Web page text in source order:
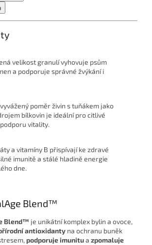
velikost granulí vyhovuje psům
a podporuje správné žvýkání i
poměr živin s tuňákem jako
bílkovin je ideální pro citlivé
vitality.
a vitamíny B přispívají ke zdravé
imunitě a stálé hladině energie
dne.
Blend™
Blend™ je unikátní komplex bylin a ovoce,
antioxidanty na ochranu buněk
podporuje imunitua zpomaluje